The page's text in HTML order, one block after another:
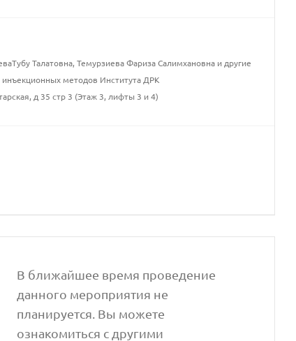
Талатовна, Темурзиева Фариза Салимхановна и другие
методов Института ДРК
д 35 стр 3 (Этаж 3, лифты 3 и 4)
В ближайшее время проведение
данного мероприятия не
планируется. Вы можете
ознакомиться с другими